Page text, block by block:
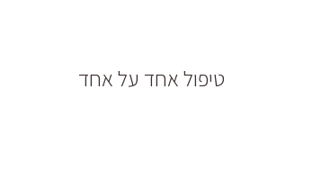
טיפול אחד על אחד